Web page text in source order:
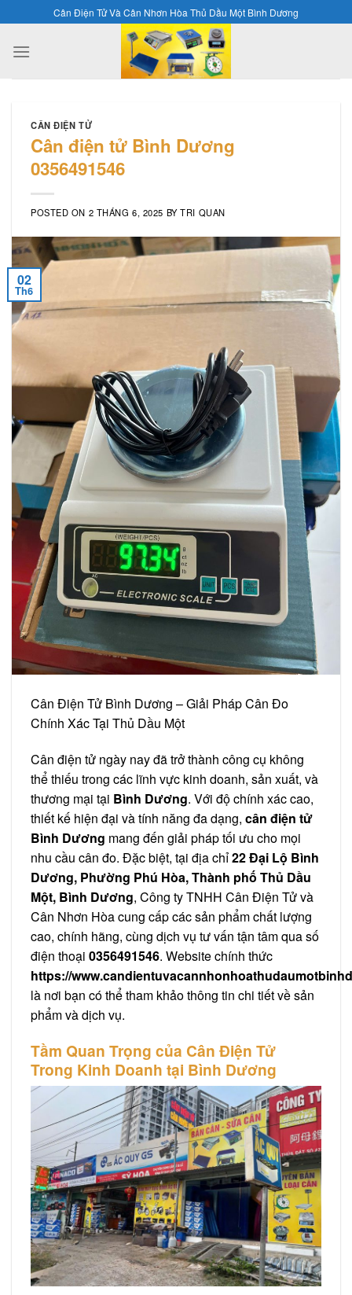
to
content
Cân Điện Tử Và Cân Nhơn Hòa Thủ Dầu Một Bình Dương
CÂN ĐIỆN TỬ
Cân điện tử Bình Dương
0356491546
POSTED ON 2 THÁNG 6, 2025 BYTRI QUAN
02
Th6
Cân Điện Tử Bình Dương –Giải Pháp Cân Đo
Chính Xác Tại Thủ Dầu Một
Cân điện tử ngày nay đã trở thành công cụ không
thể thiếu trong các lĩnh vực kinh doanh, sản xuất, và
thương mại tại Bình Dương. Với độ chính xác cao,
thiết kế hiện đại và tính năng đa dạng, cân điện tử
Bình Dương mang đến giải pháp tối ưu cho mọi
nhu cầu cân đo. Đặc biệt, tại địa chỉ22 Đại Lộ Bình
Dương, Phường Phú Hòa, Thành phố Thủ Dầu
Một, Bình Dương, Công ty TNHH Cân Điện Tử và
Cân Nhơn Hòa cung cấp các sản phẩm chất lượng
cao, chính hãng, cùng dịch vụ tư vấn tận tâm qua số
điện thoại 0356491546. Website chính thức
https://
là nơi bạn có thể tham khảo thông tin chi tiết về sản
phẩm và dịch vụ.
Tầm Quan Trọng của Cân Điện Tử
Trong Kinh Doanh tại Bình Dương